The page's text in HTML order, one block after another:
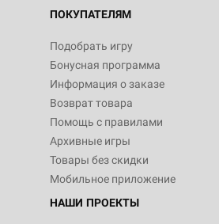
ПОКУПАТЕЛЯМ
Подобрать игру
Бонусная программа
Информация о заказе
Возврат товара
Помощь с правилами
Архивные игры
Товары без скидки
Мобильное приложение
НАШИ ПРОЕКТЫ